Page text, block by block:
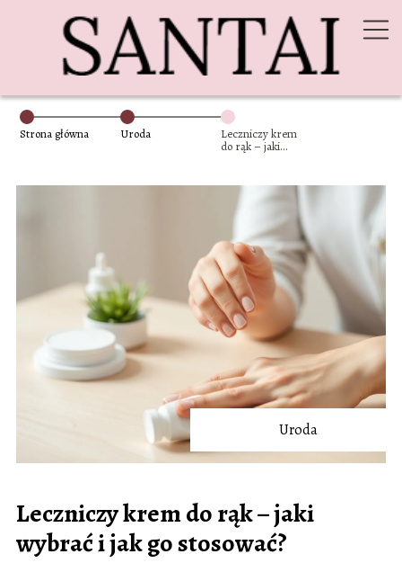
Strona główna Uroda
Leczniczy krem
do rąk – jaki
Uroda
Leczniczy krem do rąk – jaki
wybrać i jak go stosować?